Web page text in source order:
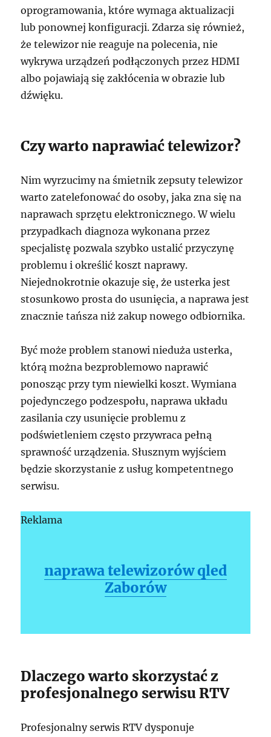
oprogramowania, które wymaga aktualizacji
lub ponownej konfiguracji. Zdarza się również,
że telewizor nie reaguje na polecenia, nie
wykrywa urządzeń podłączonych przez HDMI
albo pojawiają się zakłócenia w obrazie lub
dźwięku.
Czy warto naprawiać telewizor?
Nim wyrzucimy na śmietnik zepsuty telewizor
warto zatelefonować do osoby, jaka zna się na
naprawach sprzętu elektronicznego. W wielu
przypadkach diagnoza wykonana przez
specjalistę pozwala szybko ustalić przyczynę
problemu i określić koszt naprawy.
Niejednokrotnie okazuje się, że usterka jest
stosunkowo prosta do usunięcia, a naprawa jest
znacznie tańsza niż zakup nowego odbiornika.
Być może problem stanowi nieduża usterka,
którą można bezproblemowo naprawić
ponosząc przy tym niewielki koszt. Wymiana
pojedynczego podzespołu, naprawa układu
zasilania czy usunięcie problemu z
podświetleniem często przywraca pełną
sprawność urządzenia. Słusznym wyjściem
będzie skorzystanie z usług kompetentnego
serwisu.
Reklama
naprawa telewizorów qled
Zaborów
Dlaczego warto skorzystać z
profesjonalnego serwisu RTV
Profesjonalny serwis RTV dysponuje